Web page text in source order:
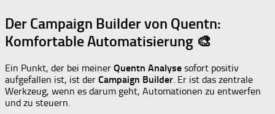
Der Campaign Builder von Quentn:
Komfortable Automatisierung 🎨
Ein Punkt, der bei meiner Quentn Analyse sofort positiv
aufgefallen ist, ist der Campaign Builder. Er ist das zentrale
Werkzeug, wenn es darum geht, Automationen zu entwerfen
und zu steuern.